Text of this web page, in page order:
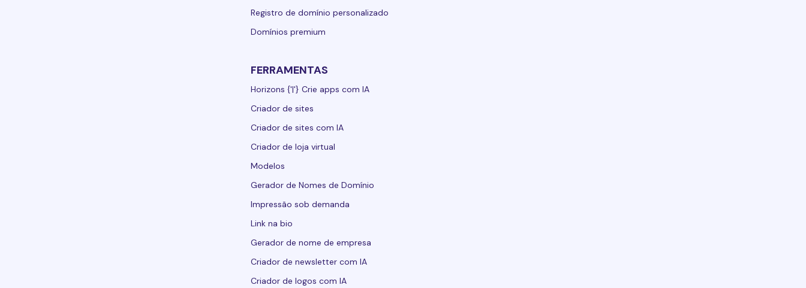
Registro de domínio personalizado
Domínios premium
FERRAMENTAS
Horizons {'|'} Crie apps com IA
Criador de sites
Criador de sites com IA
Criador de loja virtual
Modelos
Gerador de Nomes de Domínio
Impressão sob demanda
Link na bio
Gerador de nome de empresa
Criador de newsletter com IA
Criador de logos com IA